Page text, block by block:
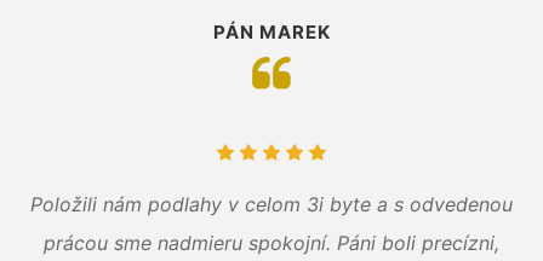
PÁN MAREK
Položili nám podlahy v celom 3i byte a s odvedenou
prácou sme nadmieru spokojní. Páni boli precízni,